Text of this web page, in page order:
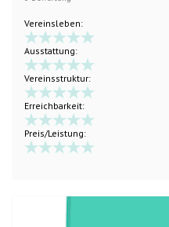
Vereinsleben:
Ausstattung:
Vereinsstruktur:
Erreichbarkeit:
Preis/Leistung: